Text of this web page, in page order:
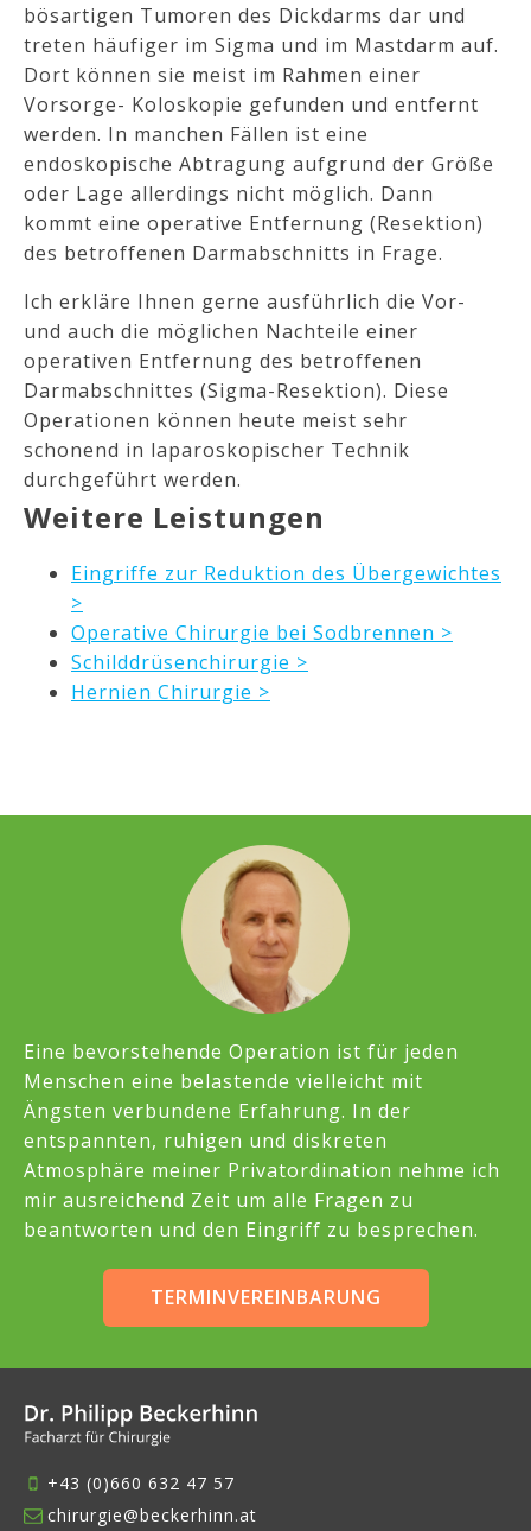
bösartigen Tumoren des Dickdarms dar und
treten häufiger im Sigma und im Mastdarm auf.
Dort können sie meist im Rahmen einer
Vorsorge- Koloskopie gefunden und entfernt
werden. In manchen Fällen ist eine
endoskopische Abtragung aufgrund der Größe
oder Lage allerdings nicht möglich. Dann
kommt eine operative Entfernung (Resektion)
des betroffenen Darmabschnitts in Frage.
Ich erkläre Ihnen gerne ausführlich die Vor-
und auch die möglichen Nachteile einer
operativen Entfernung des betroffenen
Darmabschnittes (Sigma-Resektion). Diese
Operationen können heute meist sehr
schonend in laparoskopischer Technik
durchgeführt werden.
Weitere Leistungen
Eingriffe zur Reduktion des Übergewichtes
>
Operative Chirurgie bei Sodbrennen >
Schilddrüsenchirurgie >
Hernien Chirurgie >
Eine bevorstehende Operation ist für jeden
Menschen eine belastende vielleicht mit
Ängsten verbundene Erfahrung. In der
entspannten, ruhigen und diskreten
Atmosphäre meiner Privatordination nehme ich
mir ausreichend Zeit um alle Fragen zu
beantworten und den Eingriff zu besprechen.
TERMINVEREINBARUNG
+43 (0)660 632 47 57
chirurgie@beckerhinn.at